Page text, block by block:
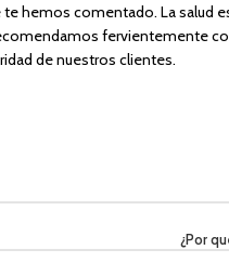
hemos comentado. La salud
fervientemente
de nuestros clientes.
¿Por